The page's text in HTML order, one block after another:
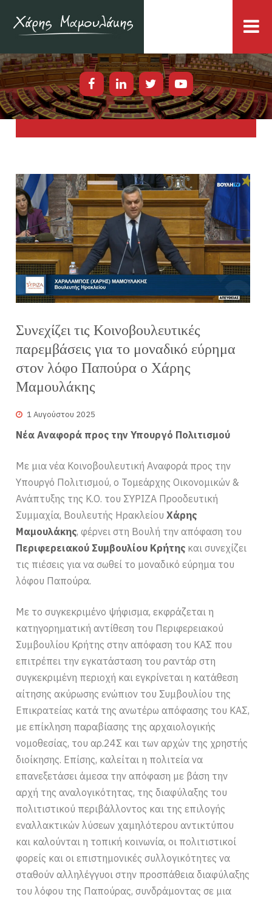
Συνεχίζει τις Κοινοβουλευτικές
παρεμβάσεις για το μοναδικό εύρημα
στον λόφο Παπούρα ο Χάρης
Μαμουλάκης
1 Αυγούστου 2025
Νέα Αναφορά προς την Υπουργό Πολιτισμού
Με μια νέα Κοινοβουλευτική Αναφορά προς την
Υπουργό Πολιτισμού, ο Τομεάρχης Οικονομικών &
Ανάπτυξης της Κ.Ο. του ΣΥΡΙΖΑ Προοδευτική
Συμμαχία, Βουλευτής ΗρακλείουΧάρης
Μαμουλάκης, φέρνει στη Βουλή την απόφαση του
Περιφερειακού Συμβουλίου Κρήτης και συνεχίζει
τις πιέσεις για να σωθεί το μοναδικό εύρημα του
λόφου Παπούρα.
Με το συγκεκριμένο ψήφισμα, εκφράζεται η
κατηγορηματική αντίθεση του Περιφερειακού
Συμβουλίου Κρήτης στην απόφαση του ΚΑΣ που
επιτρέπει την εγκατάσταση του ραντάρ στη
συγκεκριμένη περιοχή και εγκρίνεται η κατάθεση
αίτησης ακύρωσης ενώπιον του Συμβουλίου της
Επικρατείας κατά της ανωτέρω απόφασης του ΚΑΣ,
με επίκληση παραβίασης της αρχαιολογικής
νομοθεσίας, του αρ.24Σ και των αρχών της χρηστής
διοίκησης. Επίσης, καλείται η πολιτεία να
επανεξετάσει άμεσα την απόφαση με βάση την
αρχή της αναλογικότητας, της διαφύλαξης του
πολιτιστικού περιβάλλοντος και της επιλογής
εναλλακτικών λύσεων χαμηλότερου αντικτύπου
και καλούνται η τοπική κοινωνία, οι πολιτιστικοί
φορείς και οι επιστημονικές συλλογικότητες να
σταθούν αλληλέγγυοι στην προσπάθεια διαφύλαξης
του λόφου της Παπούρας, συνδράμοντας σε μια